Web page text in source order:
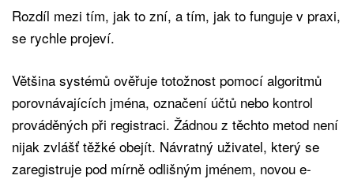
Rozdíl mezi tím, jak to zní, a tím, jak to funguje v praxi,
se rychle projeví.
Většina systémů ověřuje totožnost pomocí algoritmů
porovnávajících jména, označení účtů nebo kontrol
prováděných při registraci. Žádnou z těchto metod není
nijak zvlášť těžké obejít. Návratný uživatel, který se
zaregistruje pod mírně odlišným jménem, novou e-